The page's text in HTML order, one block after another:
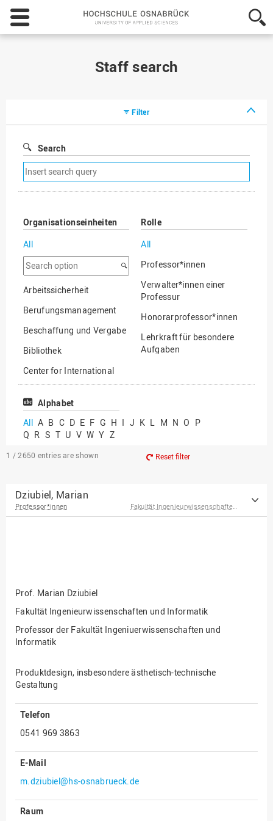
Hochschule
Osnabrück
-
Staff search
Filter
Search
Remove
search
filter
Organisationseinheiten
All
Search
option
Arbeitssicherheit
Berufungsmanagement
Beschaffung und Vergabe
Bibliothek
Center for International
Mobility
Center for International
Chancengerechtigkeit
eLearning Competence
EU-Büro
Fakultät
Agrarwissenschaften und
Fakultät Management,
Kultur und Technik
Fakultät Wirtschafts- und
Sozialwissenschaften
Forschung, Kooperation,
Gebäude und Technik
Gesellschaftliches
Gleichstellungsbüro
Hochschulleitung
Hochschulplanung/-
Rolle
All
Professor*innen
Verwalter*innen einer
Professur
Honorarprofessor*innen
Lehrkraft für besondere
Aufgaben
Professor*innen im
Alphabet
All A B C D E F G H I J K L M N O P
Q R S T U V W Y Z
1 / 2650 entries are shown Reset filter
Dziubiel, Marian
Professor*innen Fakultät Ingenieurwissenschaften und Informatik
Prof. Marian Dziubiel
Fakultät Ingenieurwissenschaften und Informatik
Professor der Fakultät Ingeniuerwissenschaften und
Informatik
Produktdesign, insbesondere ästhetisch-technische
Gestaltung
Telefon
0541 969 3863
E-Mail
m.dziubiel@hs-osnabrueck.de
Raum